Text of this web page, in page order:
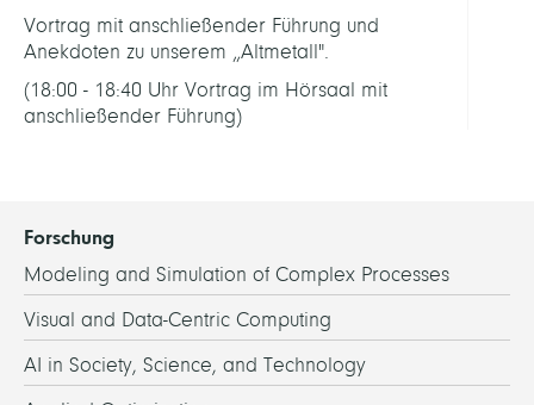
Vortrag mit anschließender Führung und
Anekdoten zu unserem „Altmetall".
(18:00 - 18:40 Uhr Vortrag im Hörsaal mit
anschließender Führung)
Forschung
Modeling and Simulation of Complex Processes
Visual and Data-Centric Computing
AI in Society, Science, and Technology